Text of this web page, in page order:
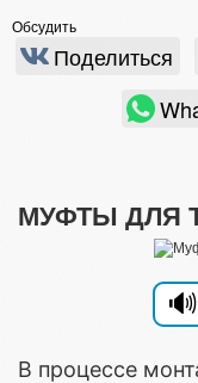
Обсудить
Поделиться
МУФТЫ ДЛЯ
В процессе